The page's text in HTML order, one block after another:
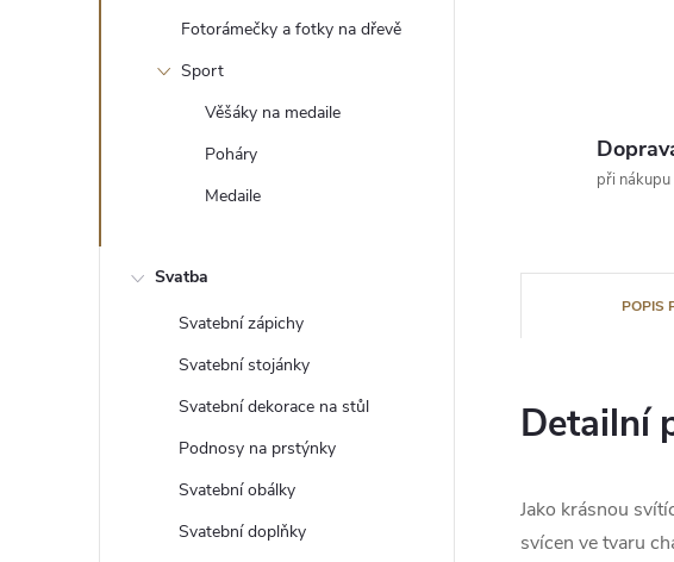
e
Fotorámečky a fotky na dřevě
Sport
Věšáky na medaile
Poháry
Medaile
Svatba
Svatební zápichy
Svatební stojánky
Svatební dekorace na stůl
Podnosy na prstýnky
Svatební obálky
Svatební doplňky
při
POPIS
Detailní
Jako krásnou
svícen ve tvaru